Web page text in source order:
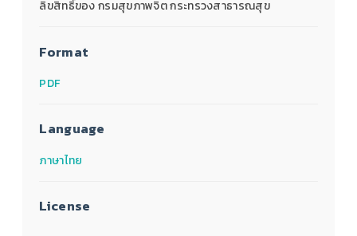
ลิขสิทธิ์ของ กรมสุขภาพจิต กระทรวงสาธารณสุข
Format
PDF
Language
ภาษาไทย
License